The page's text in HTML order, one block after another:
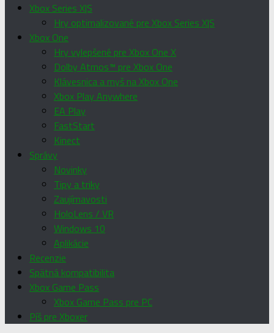
Xbox Series X|S
Hry optimalizované pre Xbox Series X|S
Xbox One
Hry vylepšené pre Xbox One X
Dolby Atmos™ pre Xbox One
Klávesnica a myš na Xbox One
Xbox Play Anywhere
EA Play
FastStart
Kinect
Správy
Novinky
Tipy a triky
Zaujímavosti
HoloLens / VR
Windows 10
Aplikácie
Recenzie
Spätná kompatibilita
Xbox Game Pass
Xbox Game Pass pre PC
Píš pre Xboxer